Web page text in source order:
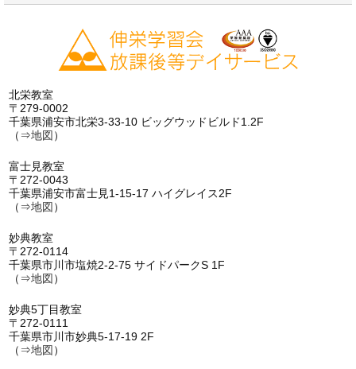
北栄教室
〒279-0002
千葉県浦安市北栄3-33-10 ビッグウッドビルド1.2F
（⇒地図 ）
富士見教室
〒272-0043
千葉県浦安市富士見1-15-17 ハイグレイス2F
（⇒地図 ）
妙典教室
〒272-0114
千葉県市川市塩焼2-2-75 サイドパークS 1F
（⇒地図 ）
妙典5丁目教室
〒272-0111
千葉県市川市妙典5-17-19 2F
（⇒地図 ）